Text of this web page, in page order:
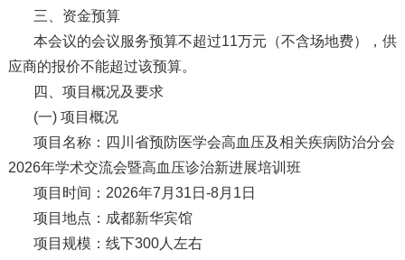
三、资金预算
本会议的会议服务预算不超过11万元（不含场地费），供
应商的报价不能超过该预算。
四、项目概况及要求
(一) 项目概况
项目名称：四川省预防医学会高血压及相关疾病防治分会
2026年学术交流会暨高血压诊治新进展培训班
项目时间：2026年7月31日-8月1日
项目地点：成都新华宾馆
项目规模：线下300人左右